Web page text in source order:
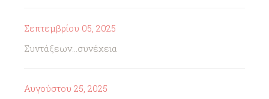
Σεπτεμβρίου 05, 2025
Συντάξεων...συνέχεια
Αυγούστου 25, 2025